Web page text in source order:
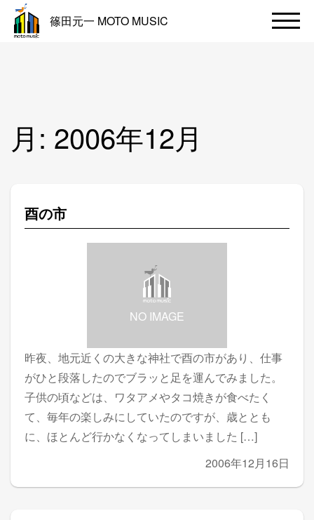
篠田元一 MOTO MUSIC
月: 2006年12月
酉の市
NO IMAGE
昨夜、地元近くの大きな神社で酉の市があり、仕事
がひと段落したのでブラッと足を運んでみました。
子供の頃などは、ワタアメやタコ焼きが食べたく
て、毎年の楽しみにしていたのですが、歳ととも
に、ほとんど行かなくなってしまいました […]
2006年12月16日